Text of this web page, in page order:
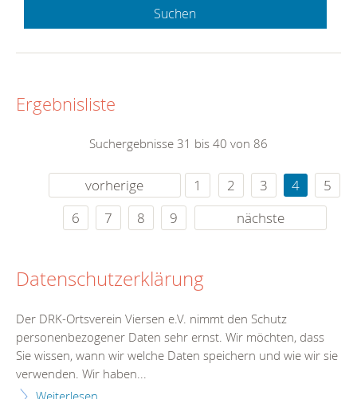
Suchen
Ergebnisliste
Suchergebnisse 31 bis 40 von 86
vorherige 1 2 3 4
5
6
7 8 9 nächste
Datenschutzerklärung
Der DRK-Ortsverein Viersen e.V. nimmt den Schutz
personenbezogener Daten sehr ernst. Wir möchten, dass
Sie wissen, wann wir welche Daten speichern und wie wir sie
verwenden. Wir haben...
Weiterlesen